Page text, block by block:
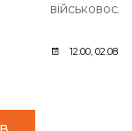
12:00,